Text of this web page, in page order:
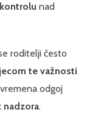
nad
roditelji često
te važnosti
odgoj
nadzora.